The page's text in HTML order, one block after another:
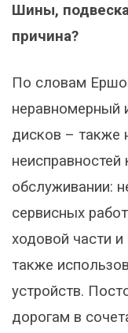
Шины,
причина?
По словам
неравномерный
дисков – также
обслуживании:
сервисных
ходовой части
также
устройств.
дорогам в